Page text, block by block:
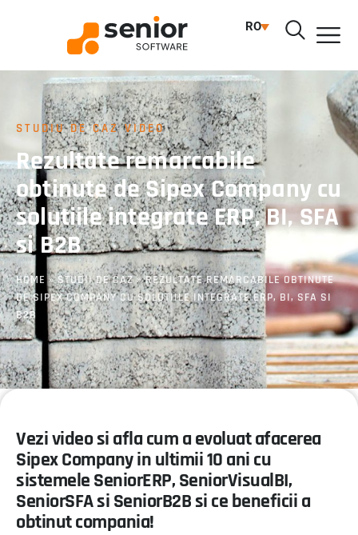
RO
STUDIU DE CAZ VIDEO
Rezultate remarcabile
obtinute de Sipex Company cu
solutiile integrate ERP, BI, SFA
si B2B
HOME »STUDII DE CAZ»REZULTATE REMARCABILE OBTINUTE
DE SIPEX COMPANY CU SOLUTIILE INTEGRATE ERP, BI, SFA SI
B2B
Vezi video si afla cum a evoluat afacerea
Sipex Company in ultimii 10 ani cu
sistemele SeniorERP, SeniorVisualBI,
SeniorSFA si SeniorB2B si ce beneficii a
obtinut compania!